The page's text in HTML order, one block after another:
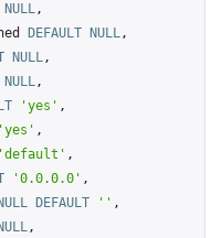
NULL,
DEFAULT NULL,
NULL,
NULL,
'yes' ,
'yes' ,
'default' ,
'0.0.0.0' ,
NULL DEFAULT '' ,
NULL,